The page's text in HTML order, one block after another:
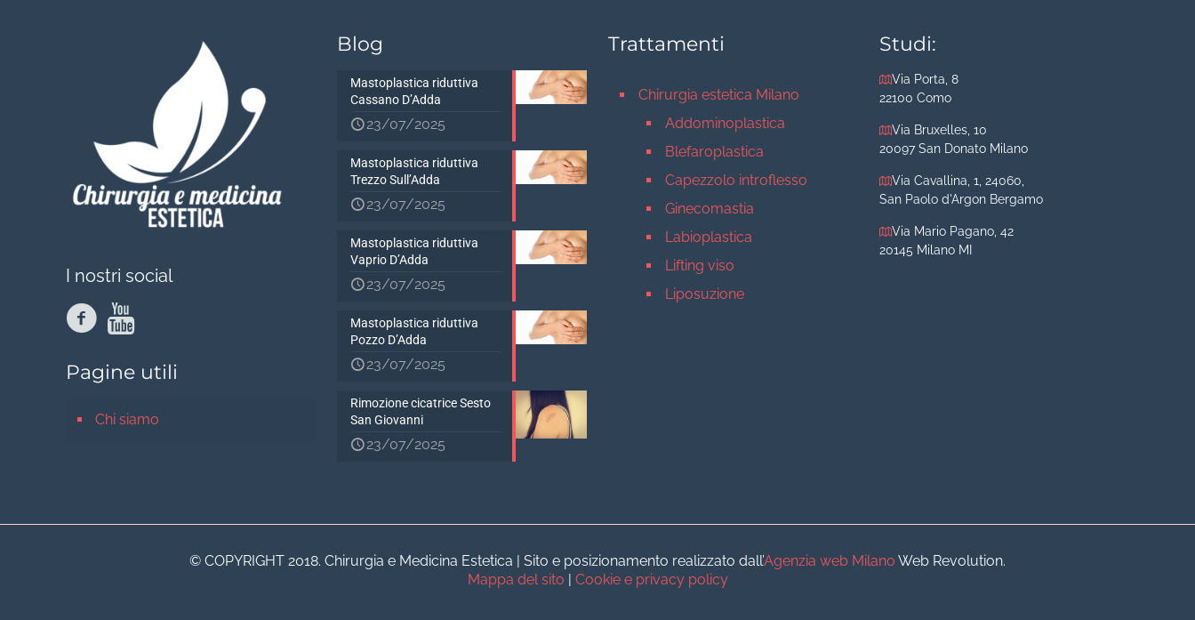
I nostri social
Pagine utili
Chi siamo
Blog
Mastoplastica riduttiva
Cassano D’Adda
23/07/2025
Mastoplastica riduttiva
Trezzo Sull’Adda
23/07/2025
Mastoplastica riduttiva
Vaprio D’Adda
23/07/2025
Mastoplastica riduttiva
Pozzo D’Adda
23/07/2025
Rimozione cicatrice Sesto
San Giovanni
23/07/2025
Trattamenti
Chirurgia estetica Milano
Addominoplastica
Blefaroplastica
Capezzolo introflesso
Ginecomastia
Labioplastica
Lifting viso
Liposuzione
Aumento labbra
Botulino
Filler
Studi:
Via Porta, 8
22100 Como
Via Bruxelles, 10
20097 San Donato Milano
Via Cavallina, 1, 24060,
San Paolo d'Argon Bergamo
Via Mario Pagano, 42
20145 Milano MI
© COPYRIGHT 2018. Chirurgia e Medicina Estetica | Sito e posizionamento realizzato dall’Agenzia web Milano Web Revolution.
Mappa del sito
Cookie e privacy policy